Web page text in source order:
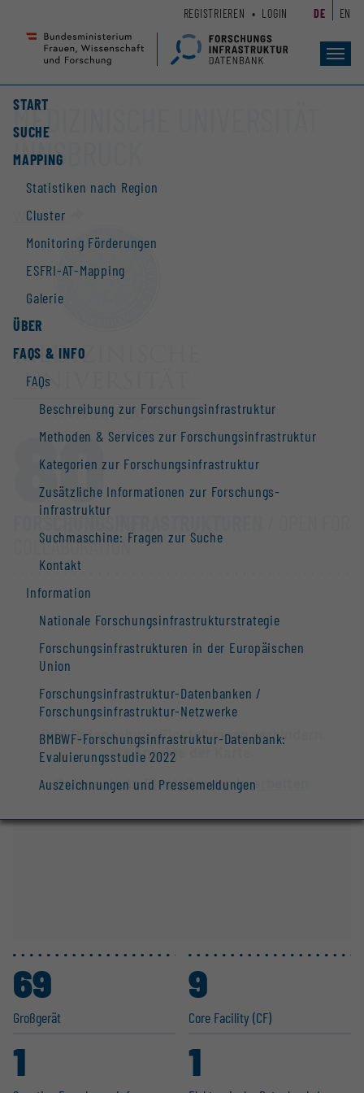
Seiteninhalt
Accesskey
Hauptnavigation
Accesskey
START
SUCHE
MAPPING
Statistiken nach Region
Cluster
Monitoring Förderungen
ESFRI-AT-Mapping
Galerie
ÜBER
FAQS & INFO
FAQs
Beschreibung zur Forschungs­infrastruktur
Methoden & Services zur Forschungs­infrastruktur
Kategorien zur Forschungs­infrastruktur
Zusätzliche Informationen zur Forschungs­
infrastruktur
Suchmaschine: Fragen zur Suche
Kontakt
Information
Nationale Forschungs­infrastruktur­strategie
Forschungs­infrastrukturen in der Europäischen
Union
Forschungs­infrastruktur-Datenbanken /
Forschungs­infrastruktur-Netzwerke
BMBWF-Forschungsinfrastruktur-Datenbank:
Evaluierungsstudie 2022
Auszeichnungen und Pressemeldungen
REGISTRIEREN LOGIN DE EN
MEDIZINISCHE UNIVERSITÄT
INNSBRUCK
Website
80
FORSCHUNGS­INFRASTRUKTUREN
COLLABORATION
Ihre Datenschutz-Einstellungen verhindern
die Anzeige der Karte.
Datenschutz-Einstellungen bearbeiten
Großgerät
69
Core Facility (CF)
9
1 1